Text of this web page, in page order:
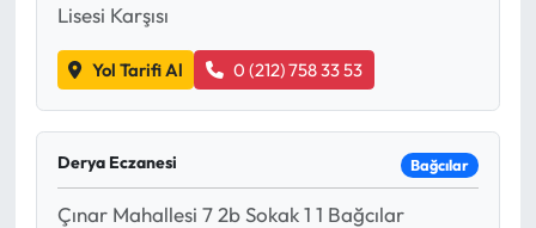
Lisesi Karşısı
Yol Tarifi Al 0 (212) 758 33 53
Derya Eczanesi Bağcılar
Çınar Mahallesi 7 2b Sokak 1 1 Bağcılar